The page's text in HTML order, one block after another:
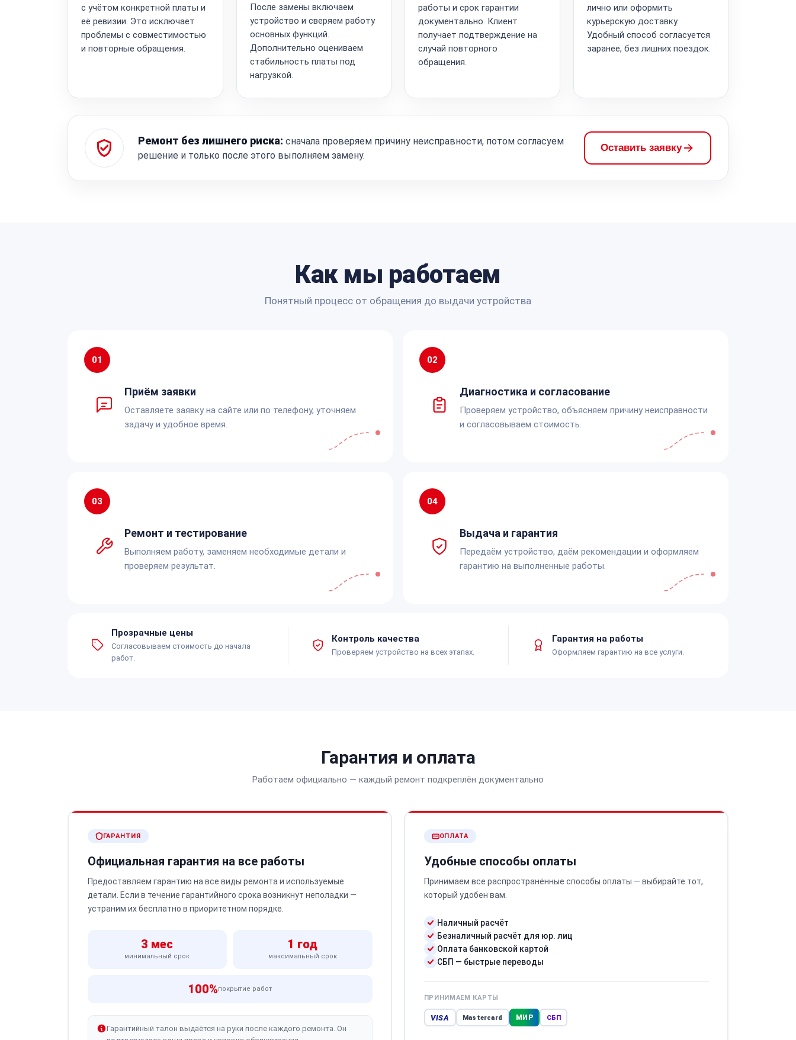
с учётом конкретной платы и
её ревизии. Это исключает
проблемы с совместимостью
и повторные обращения.
После замены включаем
устройство и сверяем работу
основных функций.
Дополнительно оцениваем
стабильность платы под
нагрузкой.
работы и срок гарантии
документально. Клиент
получает подтверждение на
случай повторного
обращения.
лично или оформить
курьерскую доставку.
Удобный способ согласуется
заранее, без лишних поездок.
Ремонт без лишнего риска: сначала проверяем причину неисправности, потом согласуем
решение и только после этого выполняем замену.
Оставить заявку
Как мы работаем
Понятный процесс от обращения до выдачи устройства
01
Приём заявки
Оставляете заявку на сайте или по телефону, уточняем
задачу и удобное время.
02
Диагностика и согласование
Проверяем устройство, объясняем причину неисправности
и согласовываем стоимость.
03
Ремонт и тестирование
Выполняем работу, заменяем необходимые детали и
проверяем результат.
04
Выдача и гарантия
Передаём устройство, даём рекомендации и оформляем
гарантию на выполненные работы.
Прозрачные цены
Согласовываем стоимость до начала
работ.
Контроль качества
Проверяем устройство на всех этапах.
Гарантия на работы
Оформляем гарантию на все услуги.
Гарантия и оплата
Работаем официально — каждый ремонт подкреплён документально
ГАРАНТИЯ
Официальная гарантия на все работы
Предоставляем гарантию на все виды ремонта и используемые
детали. Если в течение гарантийного срока возникнут неполадки —
устраним их бесплатно в приоритетном порядке.
3 мес
минимальный срок
1 год
максимальный срок
100%покрытие работ
Гарантийный талон выдаётся на руки после каждого ремонта. Он
ОПЛАТА
Удобные способы оплаты
Принимаем все распространённые способы оплаты — выбирайте тот,
который удобен вам.
Наличный расчёт
Безналичный расчёт для юр. лиц
Оплата банковской картой
СБП — быстрые переводы
ПРИНИМАЕМ КАРТЫ
VISA Mastercard МИР СБП